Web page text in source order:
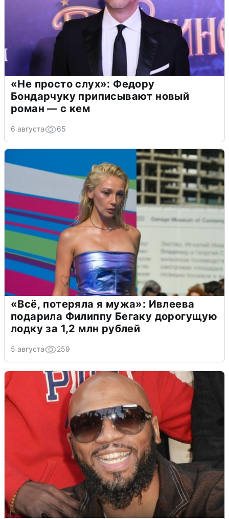
«Не просто слух»: Федору
Бондарчуку приписывают новый
роман — с кем
6 августа 65
«Всё, потеряла я мужа»: Ивлеева
подарила Филиппу Бегаку дорогущую
лодку за 1,2 млн рублей
5 августа 259